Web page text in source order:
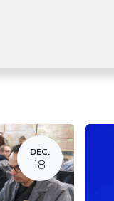
DÉC.
18